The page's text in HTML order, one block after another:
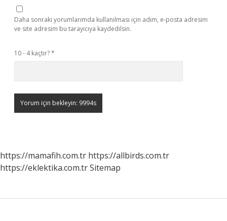
Daha sonraki yorumlarımda kullanılması için adım, e-posta adresim
ve site adresim bu tarayıcıya kaydedilsin.
10 - 4 kaçtır?*
https://mamafih.com.tr https://allbirds.com.tr
https://eklektika.com.trSitemap